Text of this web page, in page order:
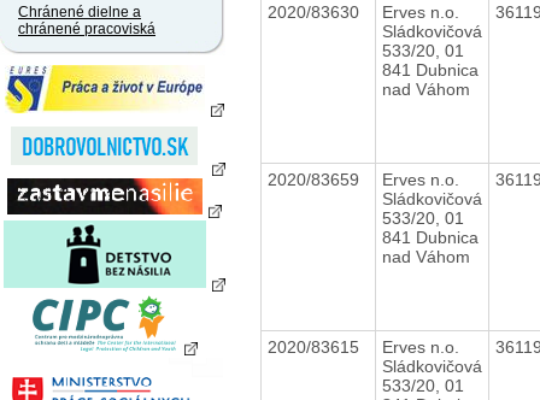
Chránené dielne a
chránené pracoviská
2020/83630
Erves n.o.
Sládkovičová
533/20, 01
841 Dubnica
nad Váhom
2020/83659
Erves n.o.
Sládkovičová
533/20, 01
841 Dubnica
nad Váhom
2020/83615
Erves n.o.
Sládkovičová
533/20, 01